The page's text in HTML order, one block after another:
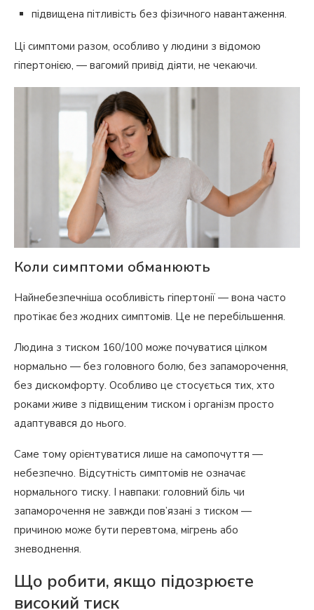
підвищена пітливість без фізичного навантаження.
Ці симптоми разом, особливо у людини з відомою
гіпертонією, — вагомий привід діяти, не чекаючи.
Коли симптоми обманюють
Найнебезпечніша особливість гіпертонії — вона часто
протікає без жодних симптомів. Це не перебільшення.
Людина з тиском 160/100 може почуватися цілком
нормально — без головного болю, без запаморочення,
без дискомфорту. Особливо це стосується тих, хто
роками живе з підвищеним тиском і організм просто
адаптувався до нього.
Саме тому орієнтуватися лише на самопочуття —
небезпечно. Відсутність симптомів не означає
нормального тиску. І навпаки: головний біль чи
запаморочення не завжди пов’язані з тиском —
причиною може бути перевтома, мігрень або
зневоднення.
Що робити, якщо підозрюєте
високий тиск